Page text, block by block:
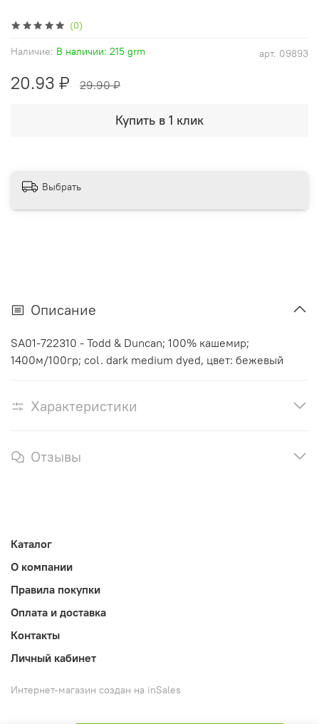
(0)
арт. 09893
Наличие: В наличии: 215 grm
20.93 ₽ 29.90 ₽
Купить в 1 клик
Выбрать
Описание
SA01-722310 - Todd & Duncan; 100% кашемир;
1400м/100гр; col. dark medium dyed, цвет: бежевый
Характеристики
Отзывы
Каталог
О компании
Правила покупки
Оплата и доставка
Контакты
Личный кабинет
Интернет-магазин создан на inSales